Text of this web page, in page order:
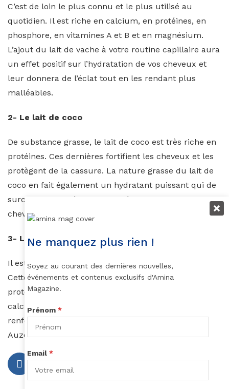
C’est de loin le plus connu et le plus utilisé au
quotidien. Il est riche en calcium, en protéines, en
phosphore, en vitamines A et B et en magnésium.
L’ajout du lait de vache à votre routine capillaire aura
un effet positif sur l’hydratation de vos cheveux et
leur donnera de l’éclat tout en les rendant plus
malléables.
2- Le lait de coco
De substance grasse, le lait de coco est très riche en
protéines. Ces dernières fortifient les cheveux et les
protègent de la cassure. La nature grasse du lait de
coco en fait également un hydratant puissant qui de
surcroît traite d’éventuelles démangeaisons du cuir
chevelu, adoucit les cheveux et aide à les démêler.
3- Le lait d’amande
Il est produit à partir d’amande trempées dans l’eau.
Cette substance bien équilibrée, contient des
protéines, des acides gras, de la vitamine A et E, et du
calcium. Ces composants étonnants s’associent pour
renforcer et réparer les cheveux et les hydrater.
Auzouhat Gnaoré
Ne manquez plus rien !
Soyez au courant des dernières nouvelles,
événements et contenus exclusifs d'Amina
Magazine.
Prénom *
Email *